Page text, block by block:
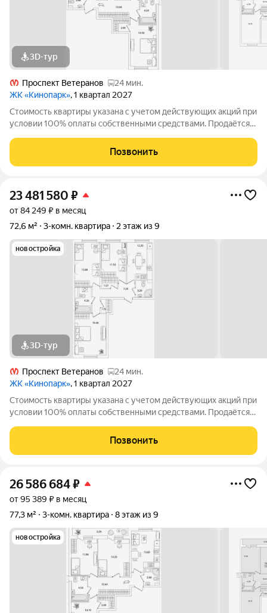
3D-тур
Проспект Ветеранов
24 мин.
ЖК «Кинопарк», 1 квартал 2027
Стоимость квартиры указана с учетом действующих акций при
условии 100% оплаты собственными средствами. Продаётся
(Росстройинвест). Квартира находится в 9 этажном доме, в
Очередь 1, Корпус 1
Позвонить
23 481 580 ₽
от 84 249 ₽ в месяц
72,6 м²
3-комн. квартира 2 этаж из 9
новостройка
3D-тур
Проспект Ветеранов
24 мин.
ЖК «Кинопарк», 1 квартал 2027
Стоимость квартиры указана с учетом действующих акций при
условии 100% оплаты собственными средствами. Продаётся
(Росстройинвест). Квартира находится в 9 этажном доме, в
Очередь 1, Корпус 1
Позвонить
26 586 684₽
от 95 389 ₽ в месяц
77,3 м²
3-комн. квартира 8 этаж из 9
новостройка